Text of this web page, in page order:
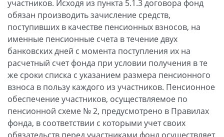
участников. Исходя из пункта 5.1.3 договора фонд
обязан производить зачисление средств,
поступивших в качестве пенсионных взносов, на
именные пенсионные счета в течение двух
банковских дней с момента поступления их на
расчетный счет фонда при условии получения в те
же сроки списка с указанием размера пенсионного
взноса в пользу каждого из участников. Пенсионное
обеспечение участников, осуществляемое по
пенсионной схеме № 2, предусмотрено в Правилах
фонда, в соответствии с которыми учет своих